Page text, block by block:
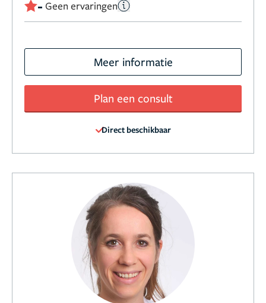
- Geen ervaringen
Meer informatie
Plan een consult
Direct beschikbaar